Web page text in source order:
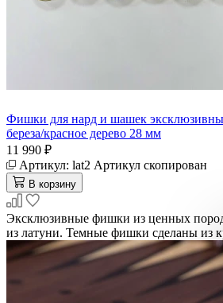
Фишки для нард и шашек
береза/красное дерево 28 мм
11 990 ₽
Артикул: lat2 Артикул скопирован
В корзину
Эксклюзивные фишки из ценных пород
из латуни. Темные фишки сделаны из